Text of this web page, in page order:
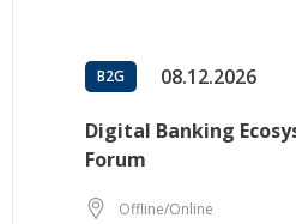
B2G 08.12.2026
Digital Banking
Forum
Offline/Online